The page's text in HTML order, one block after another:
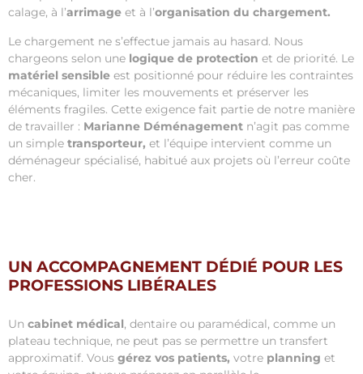
calage, à l’arrimage et à l’organisation du chargement.
Le chargement ne s’effectue jamais au hasard. Nous
chargeons selon une logique de protection et de priorité. Le
matériel sensible est positionné pour réduire les contraintes
mécaniques, limiter les mouvements et préserver les
éléments fragiles. Cette exigence fait partie de notre manière
de travailler : Marianne Déménagement n’agit pas comme
un simple transporteur, et l’équipe intervient comme un
déménageur spécialisé, habitué aux projets où l’erreur coûte
cher.
UN ACCOMPAGNEMENT DÉDIÉ POUR LES
PROFESSIONS LIBÉRALES
Un cabinet médical, dentaire ou paramédical, comme un
plateau technique, ne peut pas se permettre un transfert
approximatif. Vous gérez vos patients, votre planning et